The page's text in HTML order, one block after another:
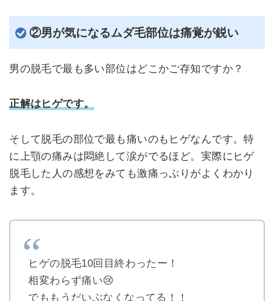
②男が気になるムダ毛部位は痛覚が鋭い
男の脱毛で最も多い部位はどこかご存知ですか？
正解はヒゲです。
そして脱毛の部位で最も痛いのもヒゲなんです。特
に上顎の痛みは悶絶して涙がでるほど。実際にヒゲ
脱毛した人の感想をみても激痛っぷりがよくわかり
ます。
ヒゲの脱毛10回目終わったー！
相変わらず痛い😢
でももうだいぶなくなってる！！